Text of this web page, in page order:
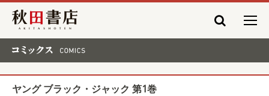
秋田書店
ヤング ブラック・ジャック 第1巻